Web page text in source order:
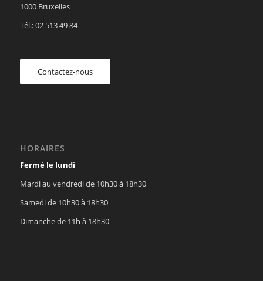
1000 Bruxelles
Tél.: 02 513 49 84
Contactez-nous
HORAIRES
Fermé le lundi
Mardi au vendredi de 10h30 à 18h30
Samedi de 10h30 à 18h30
Dimanche de 11h à 18h30